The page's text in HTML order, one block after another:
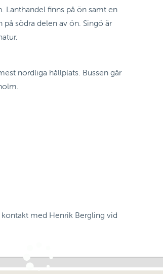
Lanthandel finns på ön samt en
södra delen av ön. Singö är
nordliga hållplats. Bussen går
med Henrik Bergling vid